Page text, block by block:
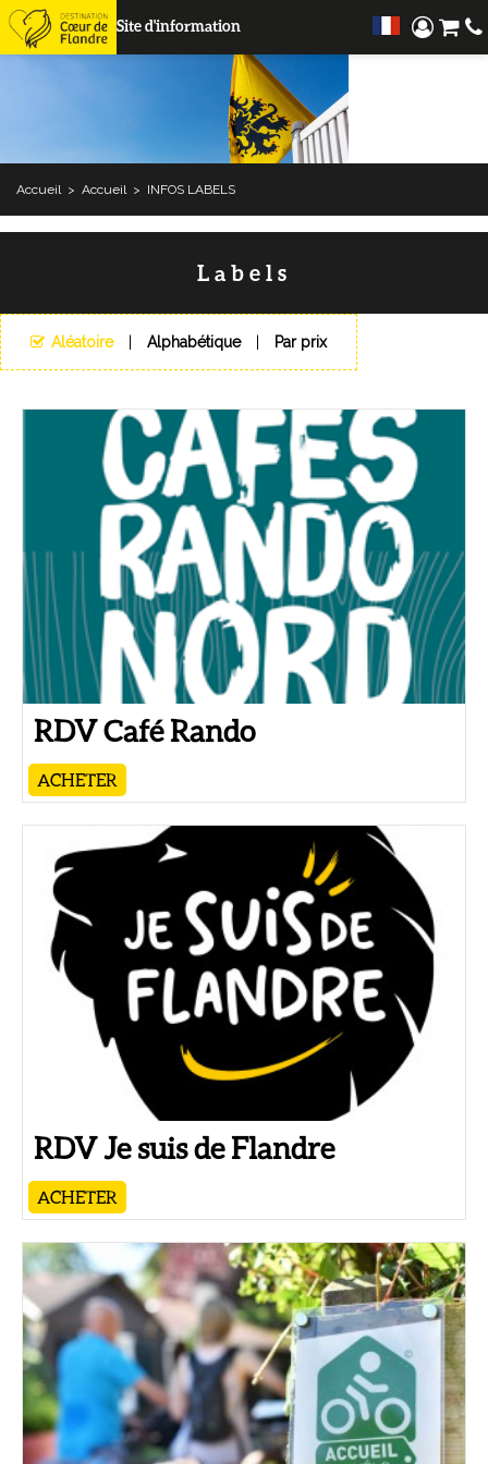
Site d'information
Accueil > Accueil > INFOS LABELS
Labels
Aléatoire Alphabétique Par prix
RDV Café Rando
ACHETER
RDV Je suis de Flandre
ACHETER